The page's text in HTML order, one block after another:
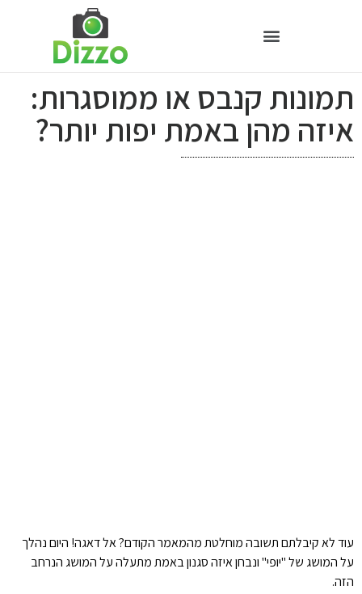
תמונות קנבס או ממוסגרות:
איזה מהן באמת יפות יותר?
עוד לא קיבלתם תשובה מוחלטת מהמאמר הקודם? אל דאגה! היום נהלך
על המושג של "יופי" ונבחן איזה סגנון באמת מתעלה על המושג הנרחב
הזה.